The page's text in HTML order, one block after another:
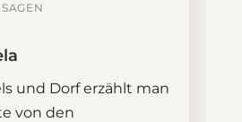
und Dorf erzählt man
von den